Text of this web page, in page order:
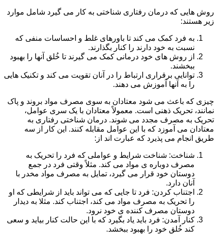
روش هایی که درمان رفتاری شناختی به کار می گیرد شامل موارد
زیر هستند:
به فرد کمک می کند تا باورهای غلط و احساسات منفی که
نسبت به خود دارند را کنار بگذارند.
از روش های خود درمانی کمک می گیرند تا خُلق آنها را بهبود
ببخشند.
توانایی برقراری ارتباط را در آنان تقویت می کند و تکنیک هایی
را به آنها آموزش می دهند.
چیزی که باعث می شود معتادان به سوی مصرف مواد بروند و پاک
نمانند، تحریک ذهنی است. معمولاً معتادان با یک سری عوامل،
تحریک به مصرف مجدد می شوند. درمان شناختی رفتاری به
معتادان می آموزد که با این عوامل مقابله کنند. این کار از سه
طریق انجام می پذیرد که عبارت اند از:
شناخت: شناخت شرایط و عواملی که فرد را تحریک به
مصرف دوباره ی مواد می کند. مثلاً وقتی فرد در جمع
دوستان خود قرار می گیرد، تمایل به مصرف مواد مخدر با
آنان دارد.
اجتناب کردن: فرد تا جایی که می تواند باید از شرایطی که او
را تحریک به مصرف مواد می کند، اجتناب کند. مثلا به دیدار
دوستان مصرف کننده ی خود نرود.
کنار آمدن: فرد باید یاد بگیرد که با این حالت کنار بیاید و سعی
کند خُلق خود را بهبود ببخشد.